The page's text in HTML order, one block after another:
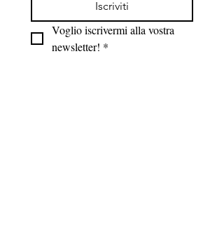
Iscriviti
Voglio iscrivermi alla vostra
newsletter! *